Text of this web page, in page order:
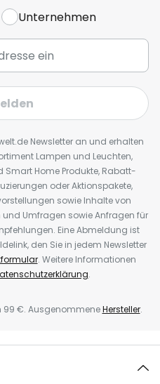
Unternehmen
Newsletter an und erhalten
Lampen und Leuchten,
Home Produkte, Rabatt-
oder Aktionspakete,
sowie Inhalte von
Umfragen sowie Anfragen für
Eine Abmeldung ist
den Sie in jedem Newsletter
. Weitere Informationen
.
99 €. AusgenommeneHersteller.